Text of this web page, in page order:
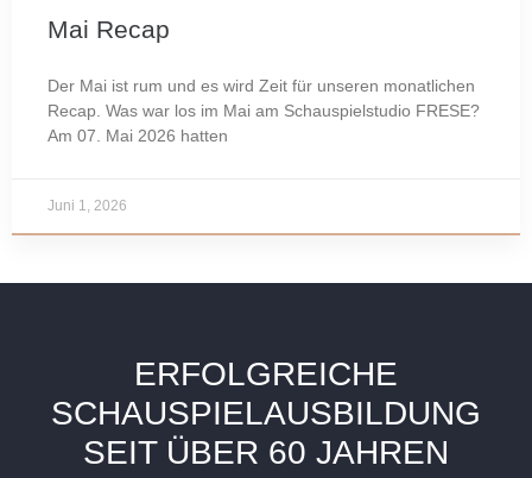
Mai Recap
Der Mai ist rum und es wird Zeit für unseren monatlichen
Recap. Was war los im Mai am Schauspielstudio FRESE?
Am 07. Mai 2026 hatten
Juni 1, 2026
ERFOLGREICHE
SCHAUSPIELAUSBILDUNG
SEIT ÜBER 60 JAHREN